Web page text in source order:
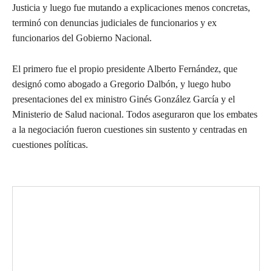
Justicia y luego fue mutando a explicaciones menos concretas,
terminó con denuncias judiciales de funcionarios y ex
funcionarios del Gobierno Nacional.
El primero fue el propio presidente Alberto Fernández, que
designó como abogado a Gregorio Dalbón, y luego hubo
presentaciones del ex ministro Ginés González García y el
Ministerio de Salud nacional. Todos aseguraron que los embates
a la negociación fueron cuestiones sin sustento y centradas en
cuestiones políticas.